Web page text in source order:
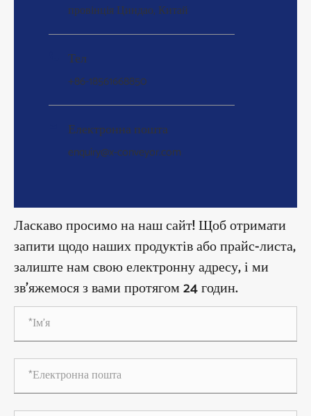
провінція Циндао, Китай
Тел
+86-18561668850
Електронна пошта
enquiry@x-conveyor.com
Ласкаво просимо на наш сайт! Щоб отримати
запити щодо наших продуктів або прайс-листа,
залиште нам свою електронну адресу, і ми
зв’яжемося з вами протягом 24 годин.